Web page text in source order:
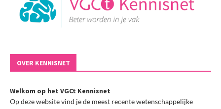
OVER KENNISNET
Welkom op het VGCt Kennisnet
Op deze website vind je de meest recente wetenschappelijke